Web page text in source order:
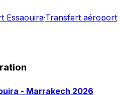
Essaouira·Transfert aéroport
- Marrakech 2026